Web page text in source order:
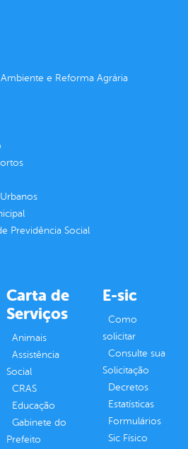
e Reforma Agrária
Previdência Social
Carta de
Serviços
Animais
Assistência
Social
CRAS
Educação
Gabinete do
Prefeito
E-sic
Como
solicitar
Consulte sua
Solicitação
Decretos
Estatísticas
Formulários
Sic Físico